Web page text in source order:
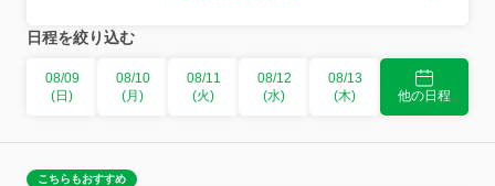
日程を絞り込む
08/09
(日)
08/10
(月)
08/11
(火)
08/12
(水)
08/13
(木)
他の日程
こちらもおすすめ